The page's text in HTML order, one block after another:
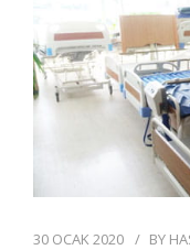
30 OCAK 2020 BY